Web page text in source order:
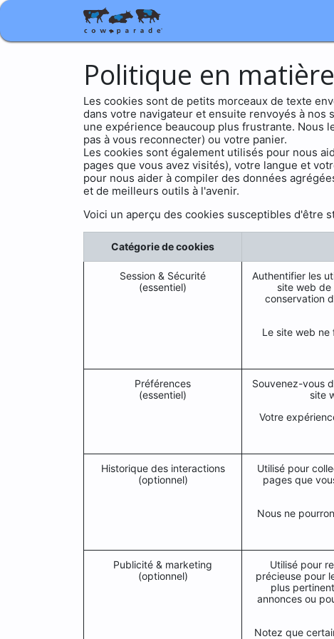
Politique en
Les cookies sont de petits morceaux de texte
dans votre navigateur et ensuite renvoyés à
une expérience beaucoup plus frustrante. Nous
pas à vous reconnecter) ou votre panier.
Les cookies sont également utilisés pour nous
pages que vous avez visités), votre langue et
pour nous aider à compiler des données
et de meilleurs outils à l'avenir.
Voici un aperçu des cookies susceptibles d'être
Catégorie de cookies
Session & Sécurité
(essentiel)
Authentifier les
site web de
conservation
Le site web
Préférences
(essentiel)
Souvenez-vous
site
Votre
Historique des interactions
(optionnel)
Utilisé pour
pages que
Nous ne
Publicité & marketing
(optionnel)
Utilisé pour
précieuse pour
plus
annonces ou
Notez que